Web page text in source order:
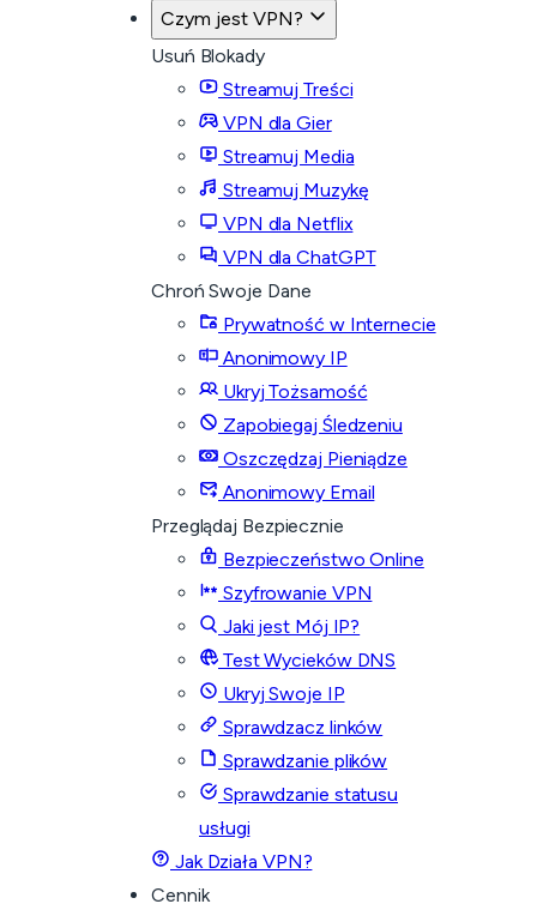
Czym jest VPN?
Usuń Blokady
Streamuj Treści
VPN dla Gier
Streamuj Media
Streamuj Muzykę
VPN dla Netflix
VPN dla ChatGPT
Chroń Swoje Dane
Prywatność w Internecie
Anonimowy IP
Ukryj Tożsamość
Zapobiegaj Śledzeniu
Oszczędzaj Pieniądze
Anonimowy Email
Przeglądaj Bezpiecznie
Bezpieczeństwo Online
Szyfrowanie VPN
Jaki jest Mój IP?
Test Wycieków DNS
Ukryj Swoje IP
Sprawdzacz linków
Sprawdzanie plików
Sprawdzanie statusu
usługi
Jak Działa VPN?
Cennik